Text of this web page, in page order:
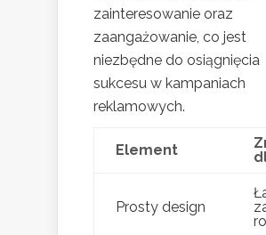
zainteresowanie oraz
zaangażowanie, co jest
niezbędne do osiągnięcia
sukcesu w kampaniach
reklamowych.
Element
Prosty design